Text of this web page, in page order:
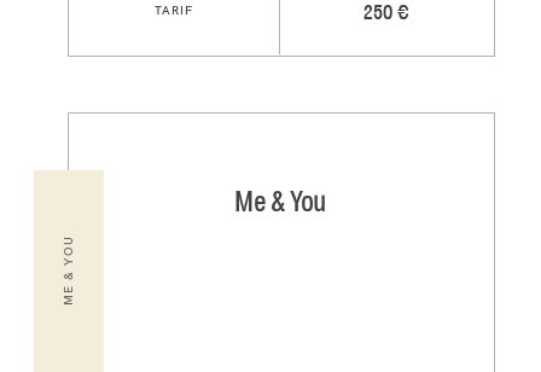
Me & You
ME & YOU
250 €
TARIF